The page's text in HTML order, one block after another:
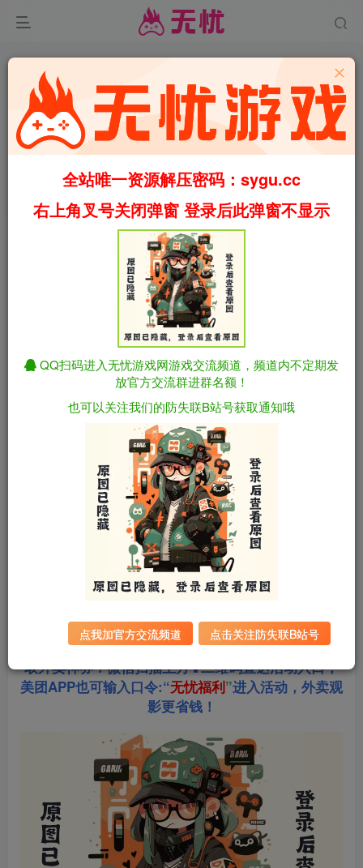
爱与战争：天选将军/爱与战争：乱世军阀 v2.1.1 官中步
兵版 包含全DLC（官中）
首页 福利 正文
38
爱与战争：天选将军/爱与战争：乱世军阀
v2.1.1 官中步兵版 包含全DLC（官中）
迅雷下载
sygu.cc
2025年08月02日
站长合作美团饿了么淘票票三大生活平台，超低价获
取外卖神券！微信扫描上方⬆二维码直达活动入口，
美团APP也可输入口令:“无忧福利”进入活动，外卖观
影更省钱！
全站唯一资源解压密码：sygu.cc
右上角叉号关闭弹窗 登录后此弹窗不显示
QQ扫码进入无忧游戏网游戏交流频道，频道内不定期发
放官方交流群进群名额！
也可以关注我们的防失联B站号获取通知哦
点我加官方交流频道 点击关注防失联B站号